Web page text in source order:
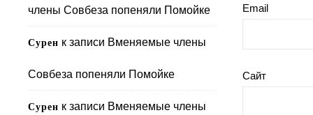
члены Совбеза попеняли Помойке
Сурен к записи Вменяемые члены
Совбеза попеняли Помойке
Сурен к записи Вменяемые члены
Email
Сайт